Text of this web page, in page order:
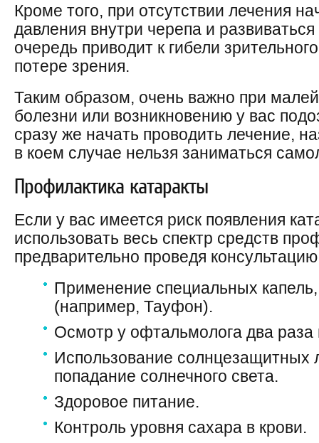
Кроме того, при отсутствии лечения
давления внутри черепа и
очередь приводит к гибели
потере зрения.
Таким образом, очень важно при
болезни или возникновению у вас
сразу же начать проводить лечение,
в коем случае нельзя заниматься
Профилактика катаракты
Если у вас имеется риск появления
использовать весь спектр средств
предварительно проведя
Применение специальных
(например, Тауфон).
Осмотр у офтальмолога два раза
Использование солнцезащитных
попадание солнечного света.
Здоровое питание.
Контроль уровня сахара в крови.